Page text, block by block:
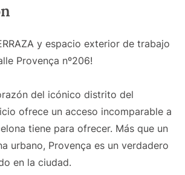
y espacio exterior de trabajo
Provença nº206!
del icónico distrito del
ofrece un acceso incomparable a
tiene para ofrecer. Más que un
urbano, Provença es un verdadero
en la ciudad.